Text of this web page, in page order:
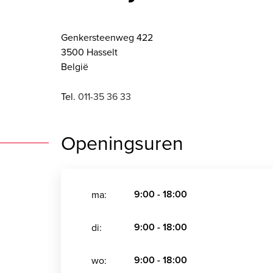
Genkersteenweg 422
3500 Hasselt
België
Tel. 011-35 36 33
Openingsuren
ma: 9:00 - 18:00
di: 9:00 - 18:00
wo: 9:00 - 18:00